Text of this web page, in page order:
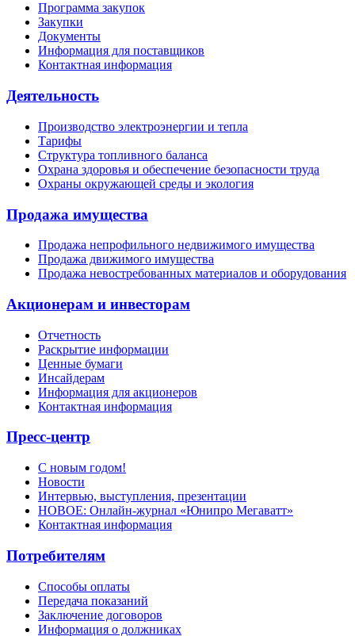
Программа закупок
Закупки
Документы
Информация для поставщиков
Контактная информация
Деятельность
Производство электроэнергии и тепла
Тарифы
Структура топливного баланса
Охрана здоровья и обеспечение безопасности труда
Охраны окружающей среды и экология
Продажа имущества
Продажа непрофильного недвижимого имущества
Продажа движимого имущества
Продажа невостребованных материалов и оборудования
Акционерам и инвесторам
Отчетность
Раскрытие информации
Ценные бумаги
Инсайдерам
Информация для акционеров
Контактная информация
Пресс-центр
С новым годом!
Новости
Интервью, выступления, презентации
НОВОЕ: Онлайн-журнал «Юнипро Мегаватт»
Контактная информация
Потребителям
Способы оплаты
Передача показаний
Заключение договоров
Информация о должниках